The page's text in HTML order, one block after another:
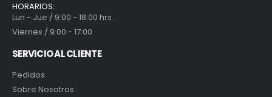
HORARIOS:
Lun - Jue / 9:00 - 18:00 hrs.
Viernes / 9:00 - 17:00
SERVICIO AL CLIENTE
Pedidos
Sobre Nosotros